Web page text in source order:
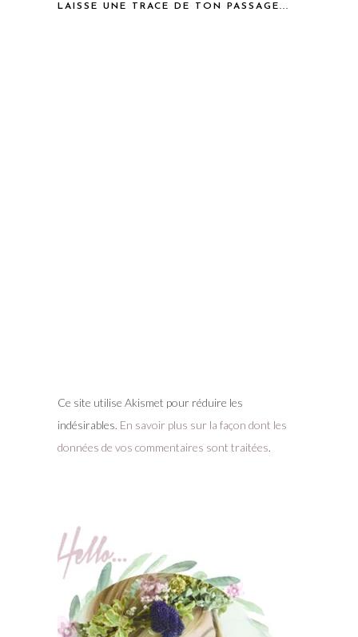
LAISSE UNE TRACE DE TON PASSAGE...
Ce site utilise Akismet pour réduire les
indésirables. En savoir plus sur la façon dont les
données de vos commentaires sont traitées.